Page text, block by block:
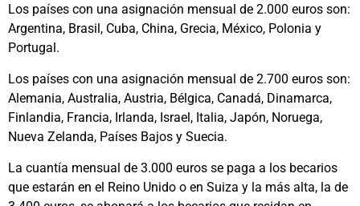
Los países con una asignación mensual de 2.000 euros son:
Argentina, Brasil, Cuba, China, Grecia, México, Polonia y
Portugal.
Los países con una asignación mensual de 2.700 euros son:
Alemania, Australia, Austria, Bélgica, Canadá, Dinamarca,
Finlandia, Francia, Irlanda, Israel, Italia, Japón, Noruega,
Nueva Zelanda, Países Bajos y Suecia.
La cuantía mensual de 3.000 euros se paga a los becarios
que estarán en el Reino Unido o en Suiza y la más alta, la de